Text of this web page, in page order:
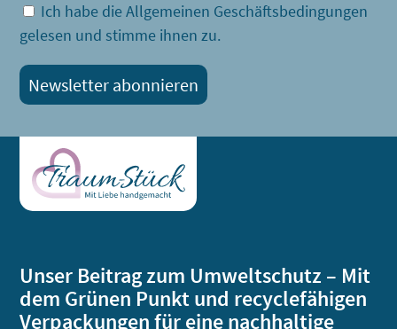
Ich habe die Allgemeinen Geschäftsbedingungen
gelesen und stimme ihnen zu.
Unser Beitrag zum Umweltschutz – Mit
dem Grünen Punkt und recyclefähigen
Verpackungen für eine nachhaltige